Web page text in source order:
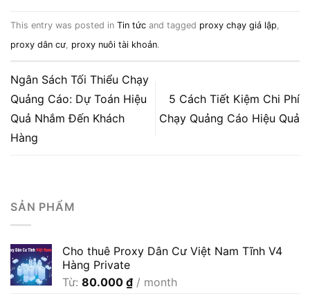
This entry was posted in Tin tức and tagged proxy chạy giả lập,
proxy dân cư, proxy nuôi tài khoản.
Ngân Sách Tối Thiểu Chạy
Quảng Cáo: Dự Toán Hiệu
Quả Nhắm Đến Khách
Hàng
5 Cách Tiết Kiệm Chi Phí
Chạy Quảng Cáo Hiệu Quả
SẢN PHẨM
Cho thuê Proxy Dân Cư Việt Nam Tĩnh V4
Hàng Private
Từ: 80.000 ₫ / month